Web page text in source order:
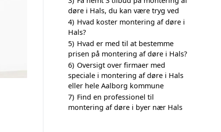
døre i Hals, du kan være tryg ved
4) Hvad koster montering af døre i
Hals?
5) Hvad er med til at bestemme
prisen på montering af døre i Hals?
6) Oversigt over firmaer med
speciale i montering af døre i Hals
eller hele Aalborg kommune
7) Find en professionel til
montering af døre i byer nær Hals